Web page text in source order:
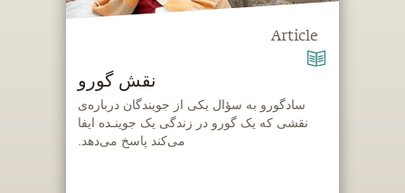
Article
نقش گورو
‫سادگورو به سؤال یکی از جویندگان درباره‌ی
نقشی که یک گورو در زندگی یک جوینـده ایفا
می‌کند پاسخ می‌دهد.